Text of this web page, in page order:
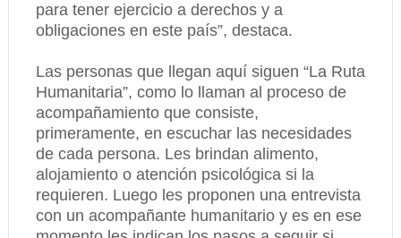
para tener ejercicio a derechos y a
obligaciones en este país”, destaca.
Las personas que llegan aquí siguen “La Ruta
Humanitaria”, como lo llaman al proceso de
acompañamiento que consiste,
primeramente, en escuchar las necesidades
de cada persona. Les brindan alimento,
alojamiento o atención psicológica si la
requieren. Luego les proponen una entrevista
con un acompañante humanitario y es en ese